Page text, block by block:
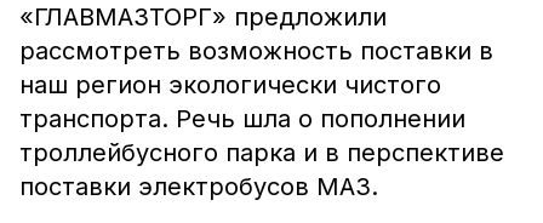
«ГЛАВМАЗТОРГ» предложили
рассмотреть возможность поставки в
наш регион экологически чистого
транспорта. Речь шла о пополнении
троллейбусного парка и в перспективе
поставки электробусов МАЗ.